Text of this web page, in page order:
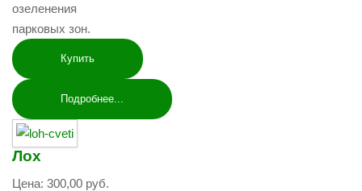
озеленения
парковых зон.
Купить
Подробнее...
Лох
Цена: 300,00 руб.